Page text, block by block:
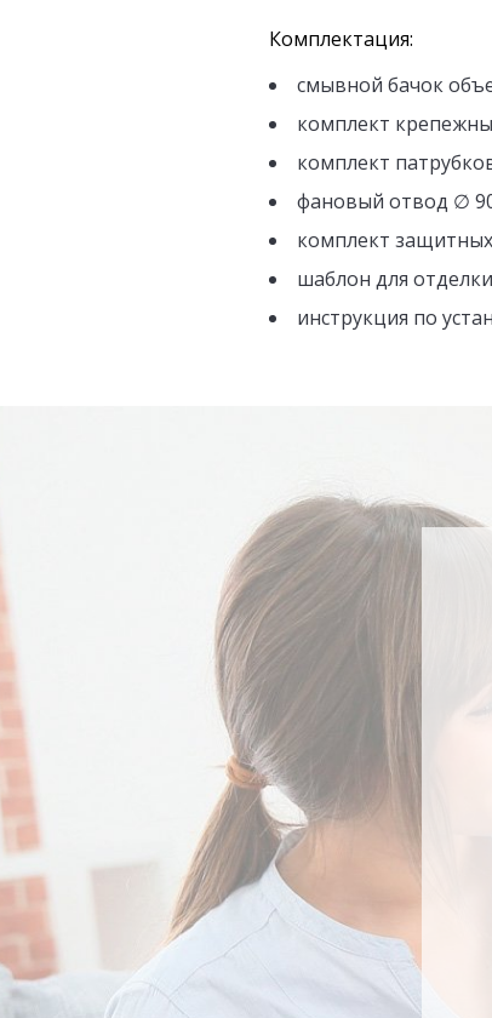
Комплектация:
смывной бачок
комплект
комплект
фановый отвод ∅
комплект
шаблон для
инструкция по